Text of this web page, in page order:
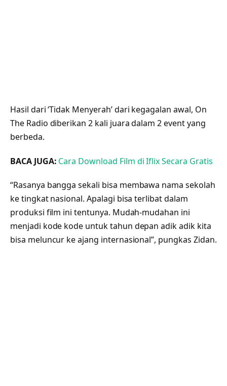
Hasil dari ‘Tidak Menyerah’ dari kegagalan awal, On
The Radio diberikan 2 kali juara dalam 2 event yang
berbeda.
BACA JUGA: Cara Download Film di Iflix Secara Gratis
“Rasanya bangga sekali bisa membawa nama sekolah
ke tingkat nasional. Apalagi bisa terlibat dalam
produksi film ini tentunya. Mudah-mudahan ini
menjadi kode kode untuk tahun depan adik adik kita
bisa meluncur ke ajang internasional”, pungkas Zidan.